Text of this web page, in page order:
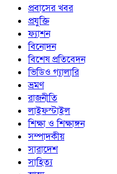
প্রবাসের খবর
প্রযুক্তি
ফ্যাশন
বিনোদন
বিশেষ প্রতিবেদন
ভিডিও গ্যালারি
ভ্রমণ
রাজনীতি
লাইফস্টাইল
শিক্ষা ও শিক্ষাঙ্গন
সম্পাদকীয়
সারাদেশ
সাহিত্য